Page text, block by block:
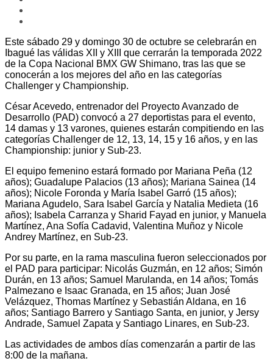
Este sábado 29 y domingo 30 de octubre se celebrarán en
Ibagué las válidas XII y XIII que cerrarán la temporada 2022
de la Copa Nacional BMX GW Shimano, tras las que se
conocerán a los mejores del año en las categorías
Challenger y Championship.
César Acevedo, entrenador del Proyecto Avanzado de
Desarrollo (PAD) convocó a 27 deportistas para el evento,
14 damas y 13 varones, quienes estarán compitiendo en las
categorías Challenger de 12, 13, 14, 15 y 16 años, y en las
Championship: junior y Sub-23.
El equipo femenino estará formado por Mariana Peña (12
años); Guadalupe Palacios (13 años); Mariana Sainea (14
años); Nicole Foronda y María Isabel Garró (15 años);
Mariana Agudelo, Sara Isabel García y Natalia Medieta (16
años); Isabela Carranza y Sharid Fayad en junior, y Manuela
Martínez, Ana Sofía Cadavid, Valentina Muñoz y Nicole
Andrey Martínez, en Sub-23.
Por su parte, en la rama masculina fueron seleccionados por
el PAD para participar: Nicolás Guzmán, en 12 años; Simón
Durán, en 13 años; Samuel Marulanda, en 14 años; Tomás
Palmezano e Isaac Granada, en 15 años; Juan José
Velázquez, Thomas Martínez y Sebastián Aldana, en 16
años; Santiago Barrero y Santiago Santa, en junior, y Jersy
Andrade, Samuel Zapata y Santiago Linares, en Sub-23.
Las actividades de ambos días comenzarán a partir de las
8:00 de la mañana.